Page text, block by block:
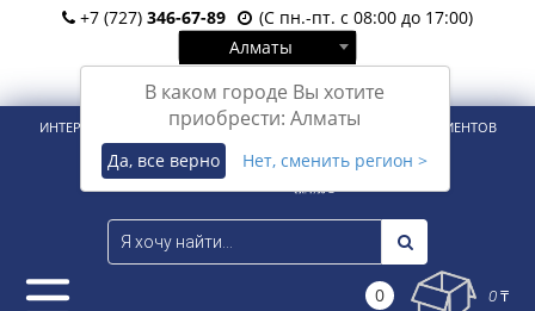
+7 (727) 346-67-89
(С пн.-пт. с 08:00 до 17:00)
Алматы
В каком городе Вы хотите
приобрести: Алматы
Да, все верно Нет, сменить регион >
Вход Регистрация
ИНТЕРНЕТ-МАГАЗИН ДЛЯ РОЗНИЧНЫХ И КОРПОРАТИВНЫХ КЛИЕНТОВ
0 0 ₸